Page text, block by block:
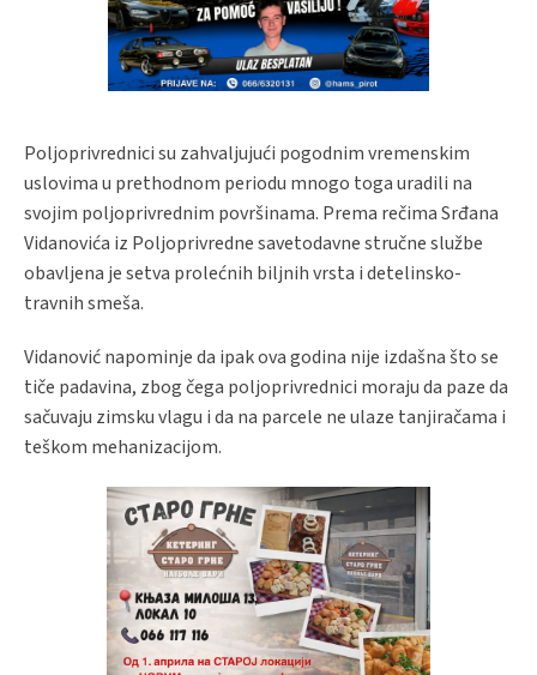
Poljoprivrednici su zahvaljujući pogodnim vremenskim
uslovima u prethodnom periodu mnogo toga uradili na
svojim poljoprivrednim površinama. Prema rečima Srđana
Vidanovića iz Poljoprivredne savetodavne stručne službe
obavljena je setva prolećnih biljnih vrsta i detelinsko-
travnih smeša.
Vidanović napominje da ipak ova godina nije izdašna što se
tiče padavina, zbog čega poljoprivrednici moraju da paze da
sačuvaju zimsku vlagu i da na parcele ne ulaze tanjiračama i
teškom mehanizacijom.